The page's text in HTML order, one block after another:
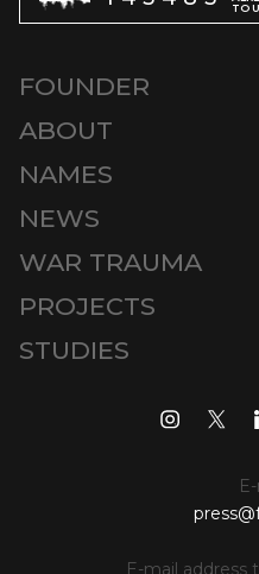
TO
FOUNDER
ABOUT
NAMES
NEWS
WAR TRAUMA
PROJECTS
STUDIES